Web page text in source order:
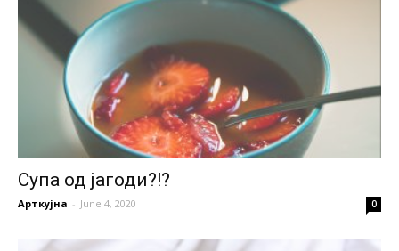
Супа од јагоди?!?
Арткујна - June 4, 2020 0